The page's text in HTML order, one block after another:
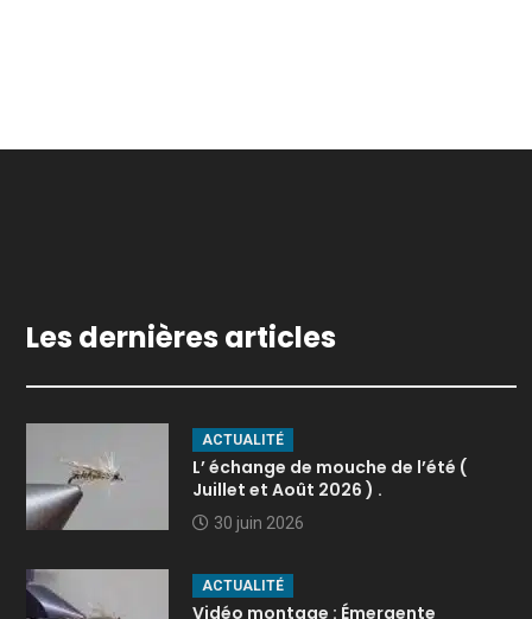
Les dernières articles
ACTUALITÉ
L’ échange de mouche de l’été (
Juillet et Août 2026 ) .
30 juin 2026
ACTUALITÉ
Vidéo montage : Émergente